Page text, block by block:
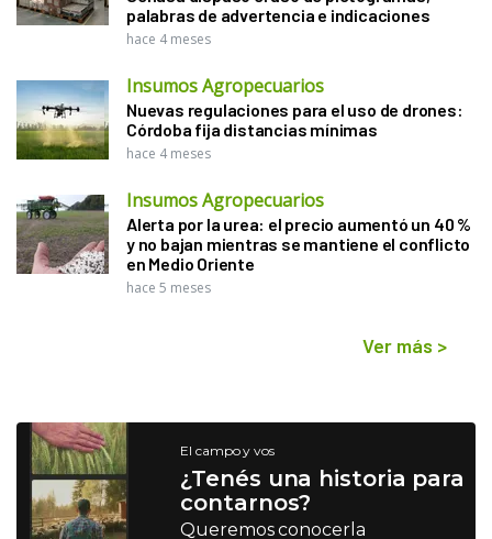
palabras de advertencia e indicaciones
hace 4 meses
Insumos Agropecuarios
Nuevas regulaciones para el uso de drones:
Córdoba fija distancias mínimas
hace 4 meses
Insumos Agropecuarios
Alerta por la urea: el precio aumentó un 40 %
y no bajan mientras se mantiene el conflicto
en Medio Oriente
hace 5 meses
Ver más >
El campo y vos
¿Tenés una historia para
contarnos?
Queremos conocerla